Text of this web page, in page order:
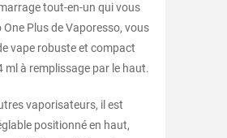
tout-en-un qui vous
One Plus de Vaporesso, vous
vape robuste et compact
ml à remplissage par le haut.
vaporisateurs, il est
positionné en haut,